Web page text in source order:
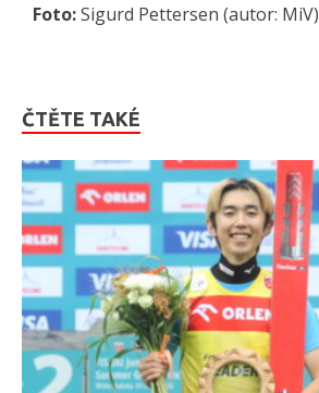
Foto:Sigurd Pettersen (autor: MiV)
ČTĚTE TAKÉ